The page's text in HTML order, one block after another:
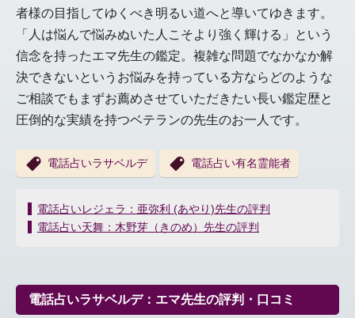
者様の目指してゆくべき明るい道へと導いてゆきます。
「人は悩んで悩みぬいた人こそより強く輝ける」という
信念を持ったエマ先生の鑑定。複雑な問題でなかなか解
決できないというお悩みを持っている方ならどのような
ご相談でもまずお薦めさせていただきたい長い鑑定歴と
圧倒的な実績を持つベテランの先生のお一人です。
電話占いラサベルデ 電話占い有名霊能者
投
稿
ー
シ
電話占いレジェラ：亜弥利 (あやり)先生の評判
電話占い天舞：木野芽（きのめ）先生の評判
電話占いラサベルデ：エマ先生の評判・口コミ